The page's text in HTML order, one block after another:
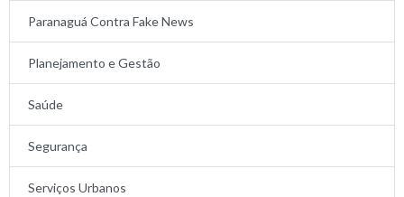
Paranaguá Contra Fake News
Planejamento e Gestão
Saúde
Segurança
Serviços Urbanos